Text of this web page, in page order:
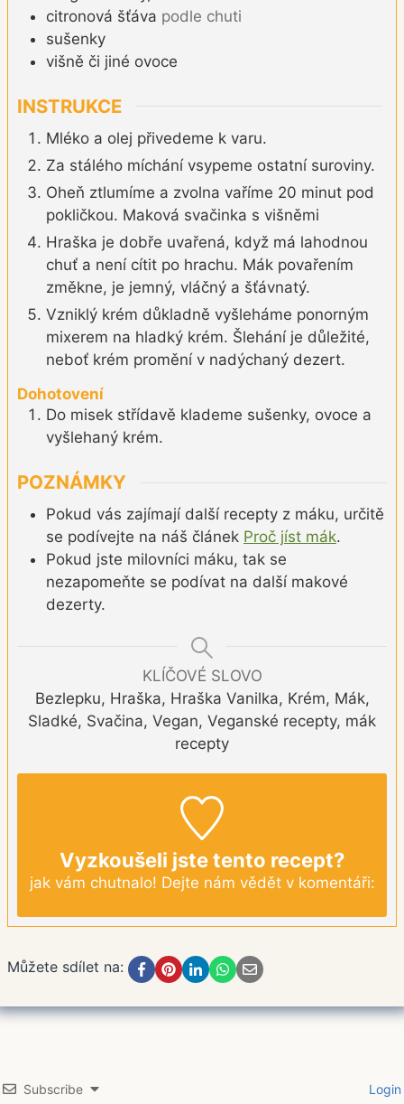
citronová šťáva podle chuti
sušenky
višně či jiné ovoce
INSTRUKCE
Mléko a olej přivedeme k varu.
Za stálého míchání vsypeme ostatní suroviny.
Oheň ztlumíme a zvolna vaříme 20 minut pod
pokličkou. Maková svačinka s višněmi
Hraška je dobře uvařená, když má lahodnou
chuť a není cítit po hrachu. Mák povařením
změkne, je jemný, vláčný a šťávnatý.
Vzniklý krém důkladně vyšleháme ponorným
mixerem na hladký krém. Šlehání je důležité,
neboť krém promění v nadýchaný dezert.
Dohotovení
Do misek střídavě klademe sušenky, ovoce a
vyšlehaný krém.
POZNÁMKY
Pokud vás zajímají další recepty z máku, určitě
se podívejte na náš článek Proč jíst mák.
Pokud jste milovníci máku, tak se
nezapomeňte se podívat na další makové
dezerty.
KLÍČOVÉ SLOVO
Bezlepku, Hraška, Hraška Vanilka, Krém, Mák,
Sladké, Svačina, Vegan, Veganské recepty, mák
recepty
Vyzkoušeli jste tento recept?
jak vám chutnalo! Dejte nám vědět v komentáři:
Můžete sdílet na:
Subscribe Login